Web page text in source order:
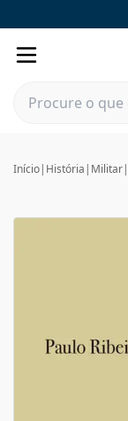
Início| História | Militar|